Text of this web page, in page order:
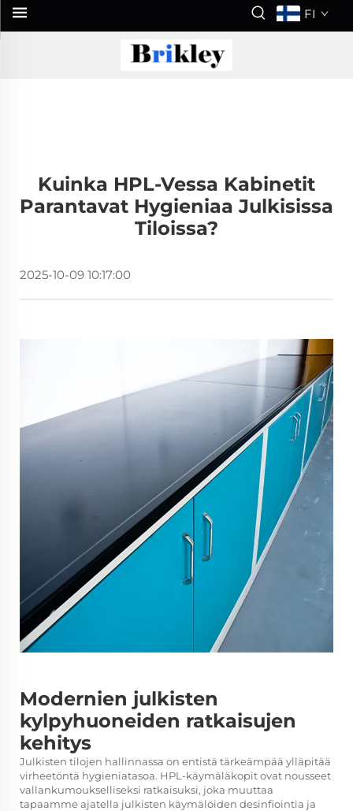
FI
Kuinka HPL-Vessa Kabinetit
Parantavat Hygieniaa Julkisissa
Tiloissa?
2025-10-09 10:17:00
Modernien julkisten
kylpyhuoneiden ratkaisujen
kehitys
Julkisten tilojen hallinnassa on entistä tärkeämpää ylläpitää
virheetöntä hygieniatasoa. HPL-käymäläkopit ovat nousseet
vallankumoukselliseksi ratkaisuksi, joka muuttaa
tapaamme ajatella julkisten käymälöiden desinfiointia ja